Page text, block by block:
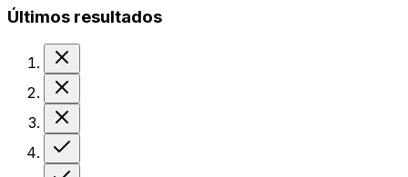
Últimos resultados